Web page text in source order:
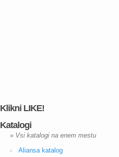
Klikni LIKE!
Katalogi
» Vsi katalogi na enem mestu
Aliansa katalog